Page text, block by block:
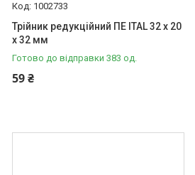
1002733
Трійник редукційний ПЕ ITAL 32 x 20
x 32 мм
Готово до відправки 383 од.
59 ₴